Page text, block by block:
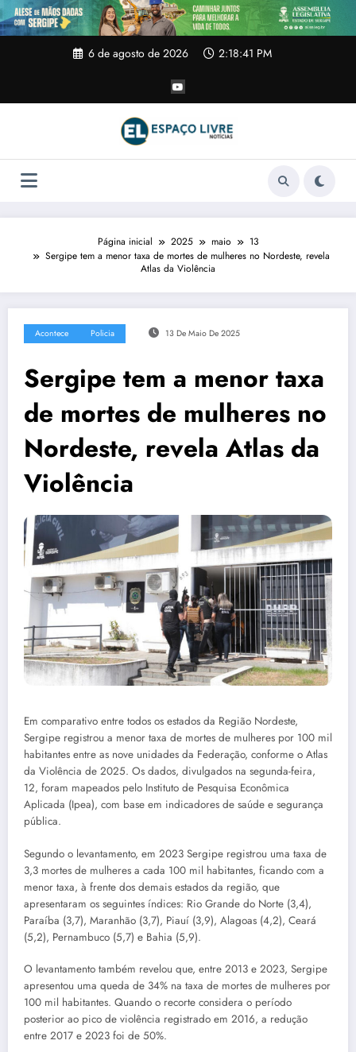
Pular
para
o
6 de agosto de 2026 2:18:42 PM
Página inicial 2025 maio
13
Sergipe tem a menor taxa de mortes de mulheres no Nordeste, revela
Atlas da Violência
Acontece Policia 13 De Maio De 2025
Sergipe tem a menor taxa
de mortes de mulheres no
Nordeste, revela Atlas da
Violência
Em comparativo entre todos os estados da Região Nordeste,
Sergipe registrou a menor taxa de mortes de mulheres por 100 mil
habitantes entre as nove unidades da Federação, conforme o Atlas
da Violência de 2025. Os dados, divulgados na segunda-feira,
12, foram mapeados pelo Instituto de Pesquisa Econômica
Aplicada (Ipea), com base em indicadores de saúde e segurança
pública.
Segundo o levantamento, em 2023 Sergipe registrou uma taxa de
3,3 mortes de mulheres a cada 100 mil habitantes, ficando com a
menor taxa, à frente dos demais estados da região, que
apresentaram os seguintes índices: Rio Grande do Norte (3,4),
Paraíba (3,7), Maranhão (3,7), Piauí (3,9), Alagoas (4,2), Ceará
(5,2), Pernambuco (5,7) e Bahia (5,9).
O levantamento também revelou que, entre 2013 e 2023, Sergipe
apresentou uma queda de 34% na taxa de mortes de mulheres por
100 mil habitantes. Quando o recorte considera o período
posterior ao pico de violência registrado em 2016, a redução
entre 2017 e 2023 foi de 50%.